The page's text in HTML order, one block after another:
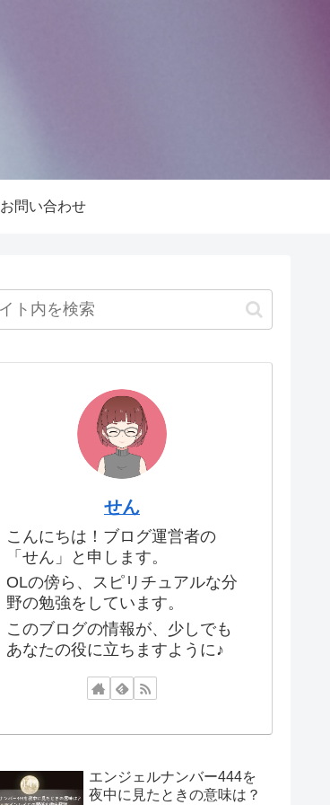
お問い合わせ
せん
こんにちは！ブログ運営者の
「せん」と申します。
OLの傍ら、スピリチュアルな分
野の勉強をしています。
このブログの情報が、少しでも
あなたの役に立ちますように♪
エンジェルナンバー444を
夜中に見たときの意味は？